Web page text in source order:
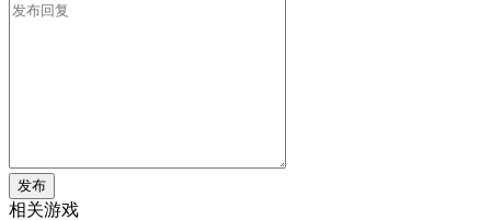
发布
相关游戏